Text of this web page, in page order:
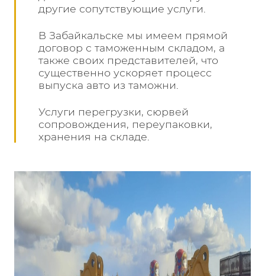
другие сопутствующие услуги.
В Забайкальске мы имеем прямой
договор с таможенным складом, а
также своих представителей, что
существенно ускоряет процесс
выпуска авто из таможни.
Услуги перегрузки, сюрвей
сопровождения, переупаковки,
хранения на складе.